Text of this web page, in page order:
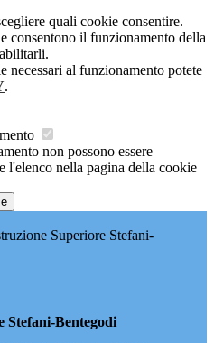
quali cookie consentire.
consentono il funzionamento della
necessari al funzionamento potete
.
non possono essere
l'elenco nella pagina della cookie
Superiore Stefani-
Stefani-Bentegodi